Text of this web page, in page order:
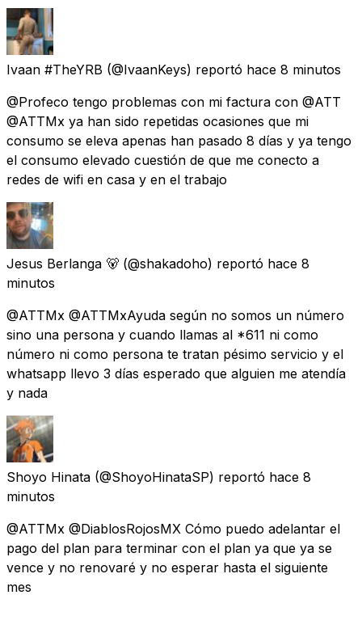
Ivaan #TheYRB (@IvaanKeys) reportó hace 8 minutos
@Profeco tengo problemas con mi factura con @ATT
@ATTMx ya han sido repetidas ocasiones que mi
consumo se eleva apenas han pasado 8 días y ya tengo
el consumo elevado cuestión de que me conecto a
redes de wifi en casa y en el trabajo
Jesus Berlanga 🐻 (@shakadoho) reportó hace 8
minutos
@ATTMx @ATTMxAyuda según no somos un número
sino una persona y cuando llamas al *611 ni como
número ni como persona te tratan pésimo servicio y el
whatsapp llevo 3 días esperado que alguien me atendía
y nada
Shoyo Hinata (@ShoyoHinataSP) reportó hace 8
minutos
@ATTMx @DiablosRojosMX Cómo puedo adelantar el
pago del plan para terminar con el plan ya que ya se
vence y no renovaré y no esperar hasta el siguiente
mes